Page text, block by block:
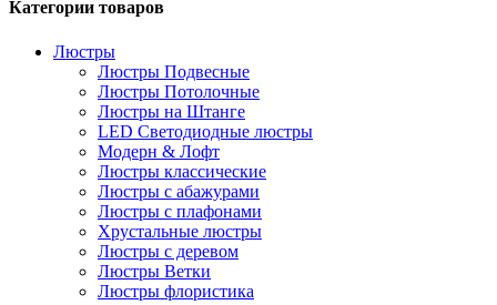
Категории товаров
Люстры
Люстры Подвесные
Люстры Потолочные
Люстры на Штанге
LED Светодиодные люстры
Модерн & Лофт
Люстры классические
Люстры с абажурами
Люстры с плафонами
Хрустальные люстры
Люстры с деревом
Люстры Ветки
Люстры флористика